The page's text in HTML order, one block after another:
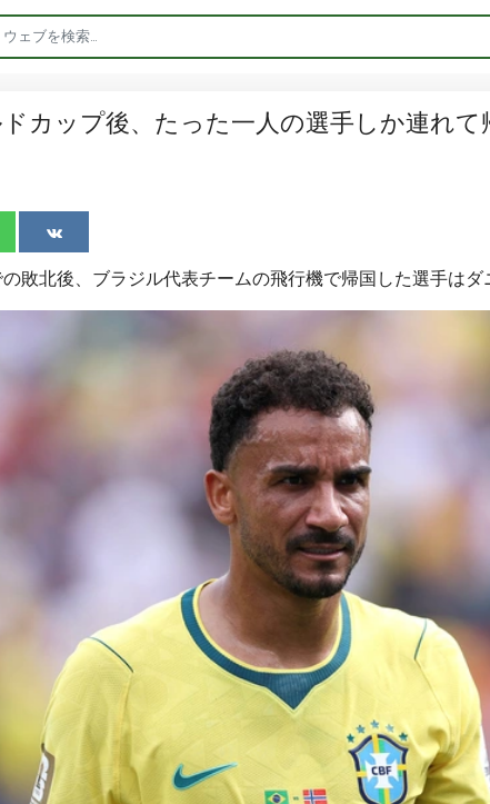
カップ後、たった一人の選手しか連れ
敗北後、ブラジル代表チームの飛行機で帰国した選手はダ